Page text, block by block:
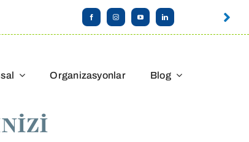
Organizasyonlar Blog